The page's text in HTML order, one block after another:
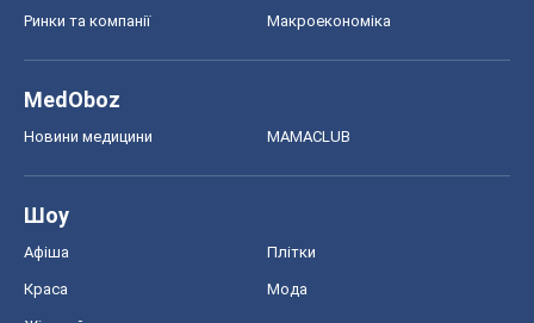
Ринки та компанії Макроекономіка
MedOboz
Новини медицини MAMACLUB
Шоу
Афіша Плітки
Краса Мода